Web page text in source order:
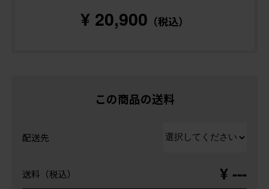
¥ 20,900 （税込）
この商品の送料
配送先
送料（税込） ¥ ---